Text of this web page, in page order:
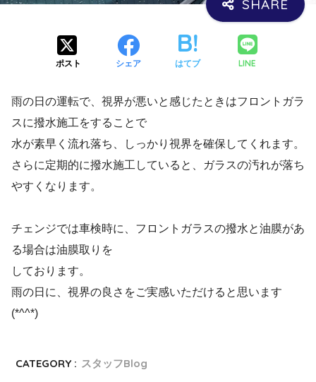
ポスト シェア はてブ LINE
雨の日の運転で、視界が悪いと感じたときはフロントガラ
スに撥水施工をすることで
水が素早く流れ落ち、しっかり視界を確保してくれます。
さらに定期的に撥水施工していると、ガラスの汚れが落ち
やすくなります。
チェンジでは車検時に、フロントガラスの撥水と油膜があ
る場合は油膜取りを
しております。
雨の日に、視界の良さをご実感いただけると思います
(*^^*)
CATEGORY : スタッフBlog